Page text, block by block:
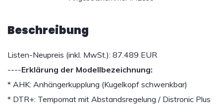
Beschreibung
Listen-Neupreis (inkl. MwSt.): 87.489 EUR
----Erklärung der Modellbezeichnung:
* AHK: Anhängerkupplung (Kugelkopf schwenkbar)
* DTR+: Tempomat mit Abstandsregelung / Distronic Plus